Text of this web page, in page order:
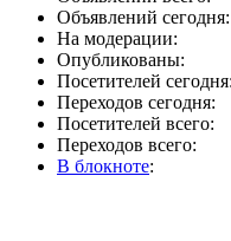
Объявлений сегодня:
На модерации:
Опубликованы:
Посетителей сегодня:
Переходов сегодня:
Посетителей всего:
Переходов всего:
В блокноте: